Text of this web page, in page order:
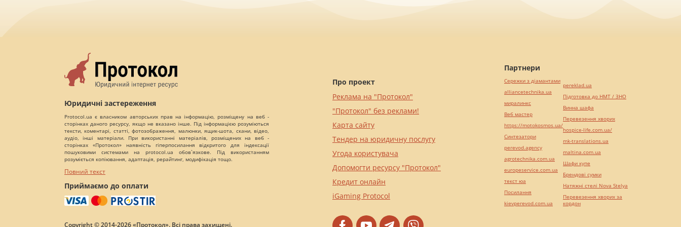
Юридичні застереження
Protocol.ua є власником авторських прав на інформацію, розміщену на веб -
сторінках даного ресурсу, якщо не вказано інше. Під інформацією розуміються
тексти, коментарі, статті, фотозображення, малюнки, ящик-шота, скани, відео,
аудіо, інші матеріали. При використанні матеріалів, розміщених на веб -
сторінках «Протокол» наявність гіперпосилання відкритого для індексації
пошуковими системами на protocol.ua обов`язкове. Під використанням
розуміється копіювання, адаптація, рерайтинг, модифікація тощо.
Повний текст
Приймаємо до оплати
Copyright © 2014-2026 «Протокол». Всі права захищені.
Про проект
Реклама на "Протокол"
"Протокол" без реклами!
Карта сайту
Тендер на юридичну послугу
Угода користувача
Допомогти ресурсу "Протокол"
Кредит онлайн
iGaming Protocol
Партнери
Сережки з діамантами
alliancetechnika.ua
миралинкс
Веб мастер
https://motokosmos.ua/
Синтезатори
perevod.agency
agrotechnika.com.ua
europeservice.com.ua
текст юа
Посилання
kievperevod.com.ua
pereklad.ua
Підготовка до НМТ / ЗНО
Винна шафа
Перевезення хворих
hospice-life.com.ua/
mk-translations.ua
maltina.com.ua
Шафи купе
Брендові сумки
Натяжні стелі Nova Stelya
Перевезення хворих за
кордон